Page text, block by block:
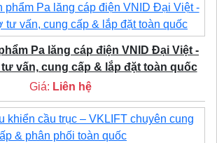
Pa lăng cáp điện VNID Đại Việt -
vấn, cung cấp & lắp đặt toàn quốc
Giá: Liên hệ